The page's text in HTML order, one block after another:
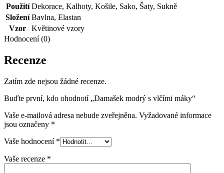
Použití Dekorace, Kalhoty, Košile, Sako, Šaty, Sukně
Složení Bavlna, Elastan
Vzor
Květinové vzory
Hodnocení (0)
Recenze
Zatím zde nejsou žádné recenze.
Buďte první, kdo ohodnotí „Damašek modrý s vlčími máky“
Vaše e-mailová adresa nebude zveřejněna. Vyžadované informace
jsou označeny *
Vaše hodnocení *
Vaše recenze *